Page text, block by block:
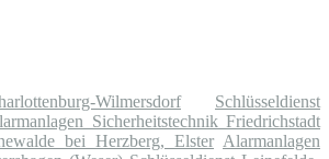
Wilmersdorf
Schlüsseldienst
Sicherheitstechnik Friedrichstadt
bei Herzberg, Elster Alarmanlagen